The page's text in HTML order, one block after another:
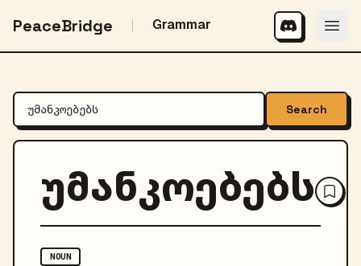
PeaceBridge Grammar
Search
უმანკოებებს
NOUN